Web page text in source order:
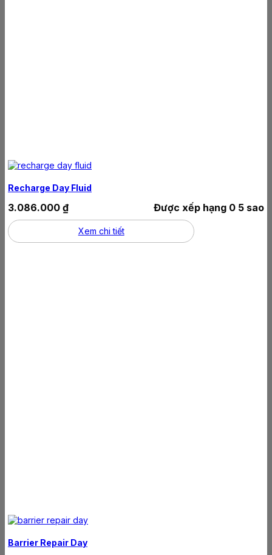
Recharge Day Fluid
Được xếp hạng 0 5 sao
3.086.000 ₫
Xem chi tiết
Barrier Repair Day